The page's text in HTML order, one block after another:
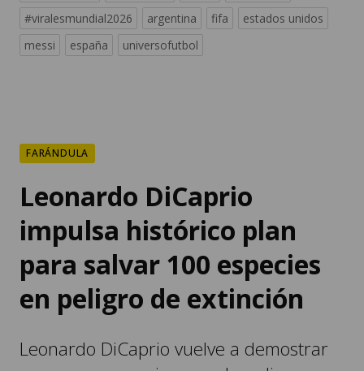
#viralesmundial2026
argentina fifa
estados unidos
messi
españa universofutbol
FARÁNDULA
Leonardo DiCaprio
impulsa histórico plan
para salvar 100 especies
en peligro de extinción
Leonardo DiCaprio vuelve a demostrar